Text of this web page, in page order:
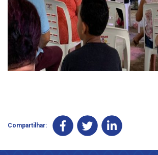
Compartilhar: